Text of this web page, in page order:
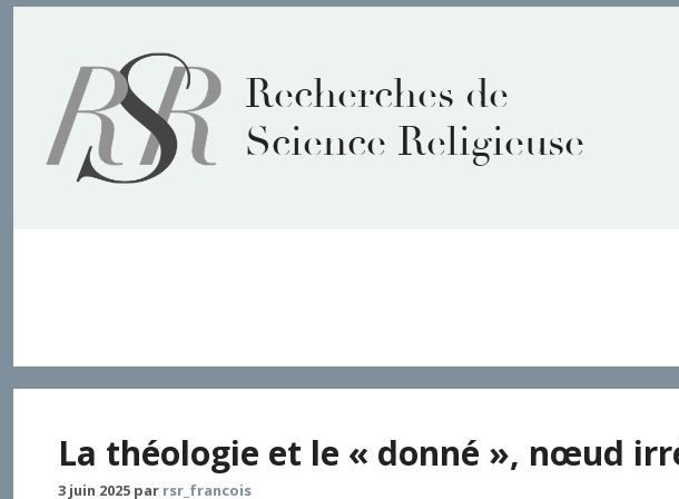
contenu
Recherches de
Science Religieuse
La théologie et le « donné », nœud
3 juin 2025 par rsr_francois